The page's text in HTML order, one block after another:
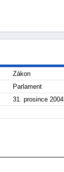
Zákon
Parlament
31. prosince 2004